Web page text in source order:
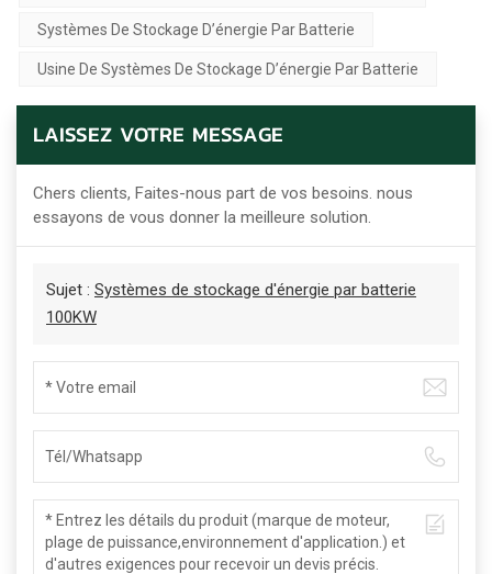
Systèmes De Stockage D’énergie Par Batterie
Usine De Systèmes De Stockage D’énergie Par Batterie
LAISSEZ VOTRE MESSAGE
Chers clients, Faites-nous part de vos besoins. nous
essayons de vous donner la meilleure solution.
Sujet : Systèmes de stockage d'énergie par batterie
100KW